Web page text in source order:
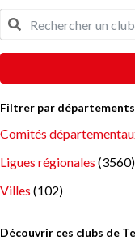
Filtrer par
Comités
Ligues régionales (3560)
Villes (102)
Découvrir ces clubs de